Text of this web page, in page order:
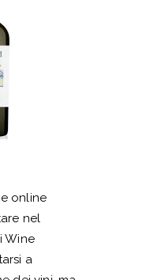
online
nel
Wine
a